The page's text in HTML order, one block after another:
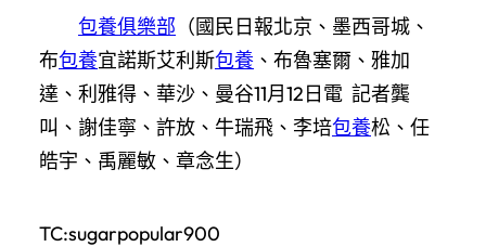
包養俱樂部 （國民日報北京、墨西哥城、
布包養宜諾斯艾利斯包養 、布魯塞爾、雅加
達、利雅得、華沙、曼谷11月12日電 記者龔
叫、謝佳寧、許放、牛瑞飛、李培包養松、任
皓宇、禹麗敏、章念生）
TC:sugarpopular900